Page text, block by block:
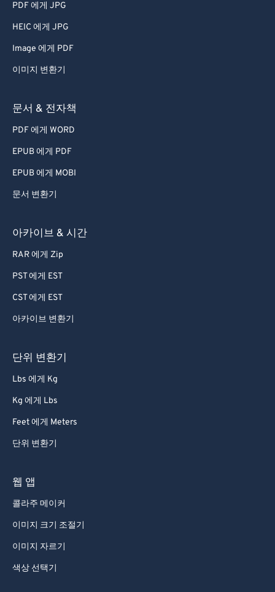
PDF 에게 JPG
HEIC 에게 JPG
Image 에게 PDF
이미지 변환기
문서 & 전자책
PDF 에게 WORD
EPUB 에게 PDF
EPUB 에게 MOBI
문서 변환기
아카이브 & 시간
RAR 에게 Zip
PST 에게 EST
CST 에게 EST
아카이브 변환기
단위 변환기
Lbs 에게 Kg
Kg 에게 Lbs
Feet 에게 Meters
단위 변환기
웹 앱
콜라주 메이커
이미지 크기 조절기
이미지 자르기
색상 선택기